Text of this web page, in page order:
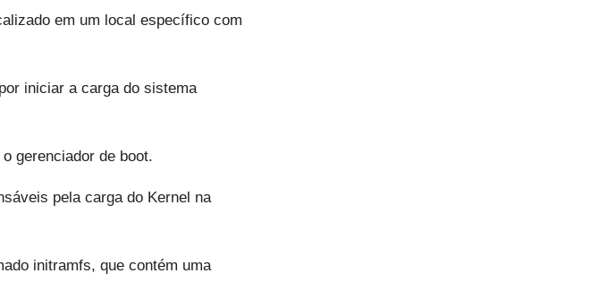
em um local específico com
iniciar a carga do sistema
gerenciador de boot.
pela carga do Kernel na
initramfs, que contém uma